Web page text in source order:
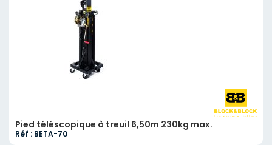
Pied téléscopique à treuil 6,50m 230kg max.
Réf : BETA-70